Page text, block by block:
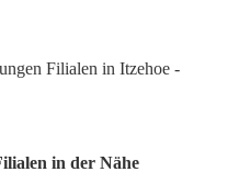
Filialen in Itzehoe -
in der Nähe